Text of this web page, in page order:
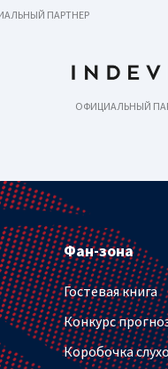
ПАРТНЕР
ОФИЦИАЛЬНЫЙ
Фан-зона
Гостевая книга
Конкурс
Коробочка